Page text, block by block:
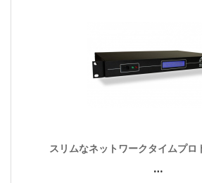
スリムなネットワークタイムプロ
…